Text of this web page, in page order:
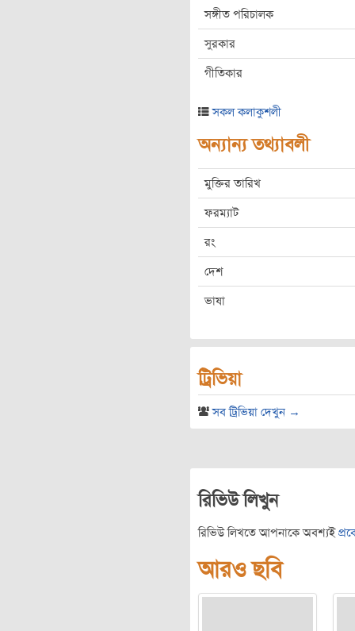
সঙ্গীত পরিচালক
সুরকার
গীতিকার
সকল কলাকুশলী
অন্যান্য তথ্যাবলী
মুক্তির তারিখ
ফরম্যাট
রং
দেশ
ভাষা
ট্রিভিয়া
সব ট্রিভিয়া দেখুন →
রিভিউ লিখুন
রিভিউ লিখতে আপনাকে অবশ্যই
আরও ছবি